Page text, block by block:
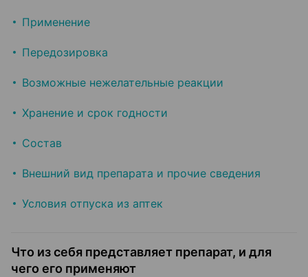
Применение
Передозировка
Возможные нежелательные реакции
Хранение и срок годности
Состав
Внешний вид препарата и прочие сведения
Условия отпуска из аптек
Что из себя представляет препарат, и для
чего его применяют